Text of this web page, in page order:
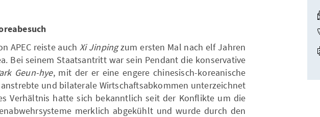
APEC reiste auch Xi Jinpingzum ersten Mal nach elf Jahren
Bei seinem Staatsantritt war sein Pendant die konservative
Geun-hye, mit der er eine engere chinesisch-koreanische
und bilaterale Wirtschaftsabkommen unterzeichnet
Verhältnis hatte sich bekanntlich seit der Konflikte um die
merklich abgekühlt und wurde durch den